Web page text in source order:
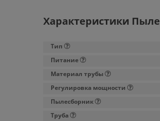
Характеристики
Тип
Питание
Материал трубы
Регулировка мощности
Пылесборник
Труба